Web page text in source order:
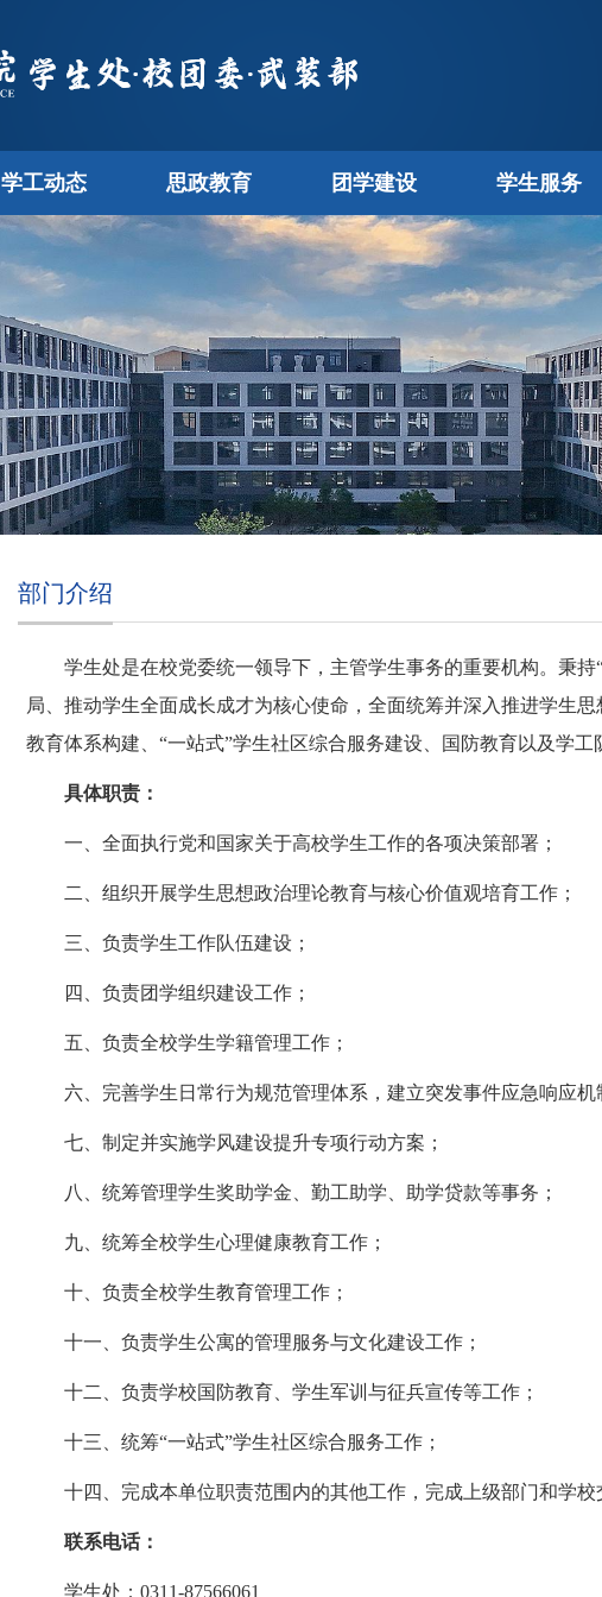
学工动态 思政教育 团学建设 学生服务
部门介绍
学生处是在校党委统一领导下，主管学生事务的重要机构。秉
局、推动学生全面成长成才为核心使命，全面统筹并深入推进学生
教育体系构建、“一站式”学生社区综合服务建设、国防教育以及学工
具体职责：
一、全面执行党和国家关于高校学生工作的各项决策部署；
二、组织开展学生思想政治理论教育与核心价值观培育工作；
三、负责学生工作队伍建设；
四、负责团学组织建设工作；
五、负责全校学生学籍管理工作；
六、完善学生日常行为规范管理体系，建立突发事件应急响应机
七、制定并实施学风建设提升专项行动方案；
八、统筹管理学生奖助学金、勤工助学、助学贷款等事务；
九、统筹全校学生心理健康教育工作；
十、负责全校学生教育管理工作；
十一、负责学生公寓的管理服务与文化建设工作；
十二、负责学校国防教育、学生军训与征兵宣传等工作；
十三、统筹“一站式”学生社区综合服务工作；
十四、完成本单位职责范围内的其他工作，完成上级部门和学校
联系电话：
学生处：0311-87566061